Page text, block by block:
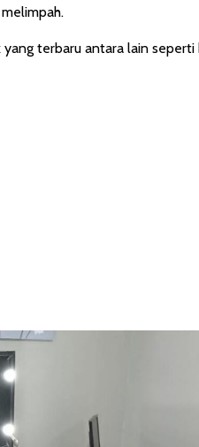
terbaru antara lain seperti